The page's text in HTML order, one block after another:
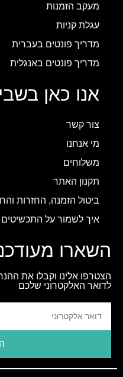
מעקב הזמנות
עגלת קניות
מדריך פונטים בעברית
מדריך פונטים באנגלית
אנו כאן
צור קשר
מי אנחנו
משלוחים
תקנון האתר
ביטול הזמנה, החזרות
איך לשמור על
השארו
הצטרפו אלינו וקבלו את
לדואר האלקטרוני שלכם